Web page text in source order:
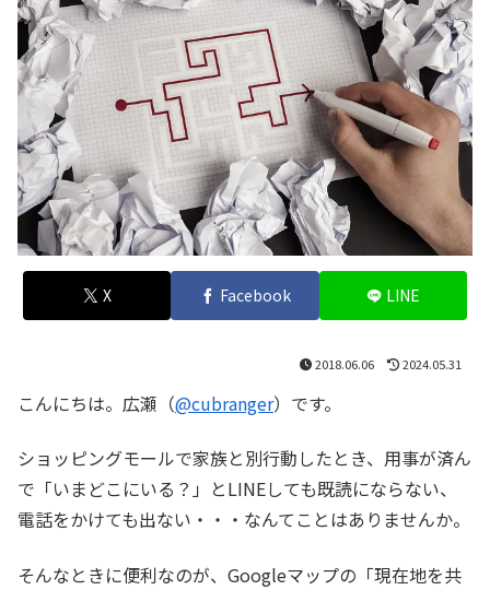
X Facebook LINE
2018.06.06 2024.05.31
こんにちは。広瀬（@cubranger）です。
ショッピングモールで家族と別行動したとき、用事が済ん
で「いまどこにいる？」とLINEしても既読にならない、
電話をかけても出ない・・・なんてことはありませんか。
そんなときに便利なのが、Googleマップの「現在地を共